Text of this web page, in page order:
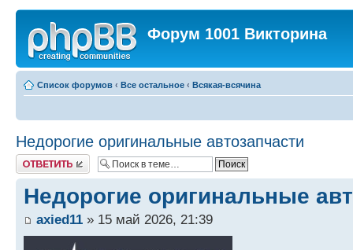
Форум 1001 Викторина
Список форумов ‹ Все остальное ‹ Всякая-всячина
Недорогие оригинальные автозапчасти
Ответить
Недорогие оригинальные
axied11 » 15 май 2026, 21:39